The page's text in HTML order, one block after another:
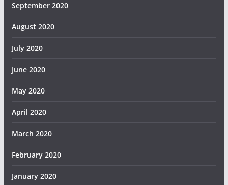
September 2020
August 2020
July 2020
June 2020
May 2020
April 2020
March 2020
February 2020
January 2020